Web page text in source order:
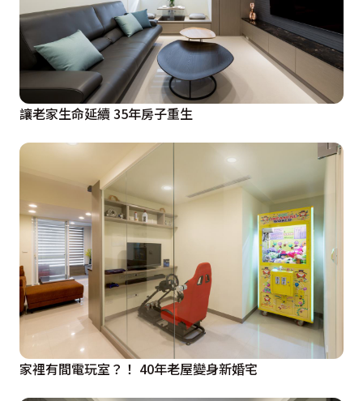
讓老家生命延續 35年房子重生
家裡有間電玩室？！ 40年老屋變身新婚宅